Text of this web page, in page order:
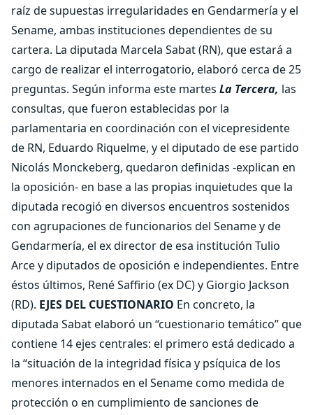
raíz de supuestas irregularidades en Gendarmería y el
Sename, ambas instituciones dependientes de su
cartera. La diputada Marcela Sabat (RN), que estará a
cargo de realizar el interrogatorio, elaboró cerca de 25
preguntas. Según informa este martes La Tercera, las
consultas, que fueron establecidas por la
parlamentaria en coordinación con el vicepresidente
de RN, Eduardo Riquelme, y el diputado de ese partido
Nicolás Monckeberg, quedaron definidas -explican en
la oposición- en base a las propias inquietudes que la
diputada recogió en diversos encuentros sostenidos
con agrupaciones de funcionarios del Sename y de
Gendarmería, el ex director de esa institución Tulio
Arce y diputados de oposición e independientes. Entre
éstos últimos, René Saffirio (ex DC) y Giorgio Jackson
(RD). EJES DEL CUESTIONARIO En concreto, la
diputada Sabat elaboró un “cuestionario temático” que
contiene 14 ejes centrales: el primero está dedicado a
la “situación de la integridad física y psíquica de los
menores internados en el Sename como medida de
protección o en cumplimiento de sanciones de